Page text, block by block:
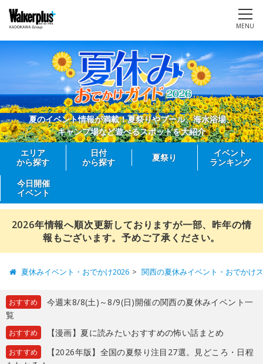
MENU
夏のイベント情報が満載！夏祭りやプール、海水浴場、
キャンプ場など遊べるスポットを大紹介
エリア
から探す
日付
から探す
夏祭り
イベント
ランキング
今日開催
イベント
2026年情報へ順次更新しておりますが一部、昨年の情
報もございます。予めご了承ください。
夏休みイベント・おでかけ2026 関西の夏休みイベント・おでかけ
おすすめ
今週末8/8(土)～8/9(日)開催の関西の夏休みイベント一
覧
おすすめ 【漫画】夏に読みたいおすすめの怖い話まとめ
おすすめ
【2026年版】全国の夏祭り注目27選。見どころ・日程